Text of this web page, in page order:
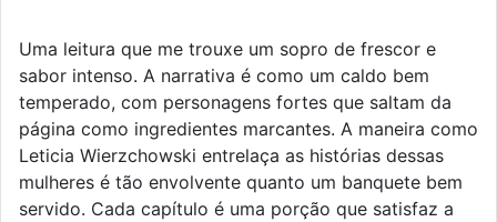
Uma leitura que me trouxe um sopro de frescor e
sabor intenso. A narrativa é como um caldo bem
temperado, com personagens fortes que saltam da
página como ingredientes marcantes. A maneira como
Leticia Wierzchowski entrelaça as histórias dessas
mulheres é tão envolvente quanto um banquete bem
servido. Cada capítulo é uma porção que satisfaz a